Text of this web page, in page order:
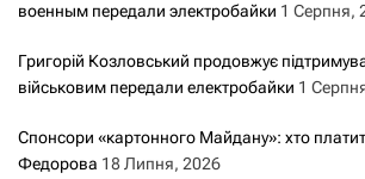
военным передали электробайки 1 Серпня,
Григорій Козловський продовжує
військовим передали електробайки 1
Спонсори «картонного Майдану»: хто
Федорова 18 Липня, 2026